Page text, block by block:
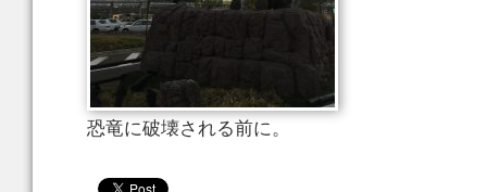
恐竜に破壊される前に。